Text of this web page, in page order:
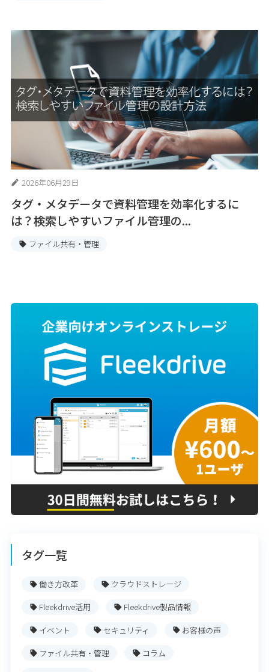
2026年06月29日
タグ・メタデータで資料管理を効率化するに
は？検索しやすいファイル管理の...
ファイル共有・管理
タグ一覧
働き方改革 クラウドストレージ
Fleekdrive活用 Fleekdrive製品情報
イベント セキュリティ お客様の声
ファイル共有・管理 コラム